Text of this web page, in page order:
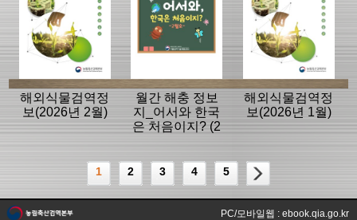
해외식물검역정
보(2026년 2월)
월간 해충 정보
지_어서와 한국
은 처음이지? (2
해외식물검역정
보(2026년 1월)
1 2 3 4 5
PC/모바일웹 : ebook.qia.go.kr